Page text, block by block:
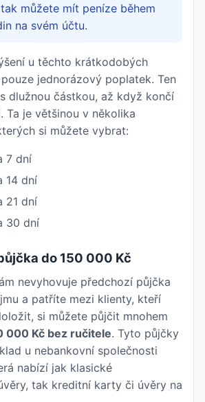
můžete mít peníze během
na svém účtu.
u těchto krátkodobých
jednorázový poplatek. Ten
dlužnou částkou, až když končí
Ta je většinou v několika
si můžete vybrat:
7 dní
14 dní
21 dní
30 dní
do 150 000 Kč
nevyhovuje předchozí půjčka
a patříte mezi klienty, kteří
si můžete půjčit mnohem
000 Kč bez ručitele. Tyto půjčky
u nebankovní společnosti
nabízí jak klasické
tak kreditní karty či úvěry na